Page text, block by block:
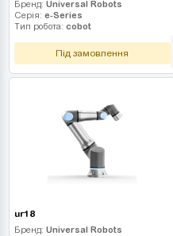
Бренд: Universal Robots
Серія: e-Series
Тип робота: cobot
Під замовлення
ur18
Бренд: Universal Robots